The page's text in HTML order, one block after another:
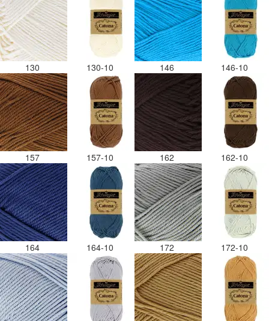
130 130-10 146 146-10
157 157-10 162 162-10
164 164-10 172 172-10